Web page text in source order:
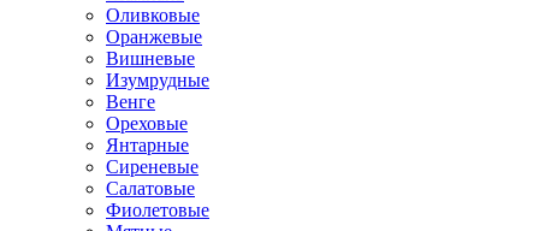
Оливковые
Оранжевые
Вишневые
Изумрудные
Венге
Ореховые
Янтарные
Сиреневые
Салатовые
Фиолетовые